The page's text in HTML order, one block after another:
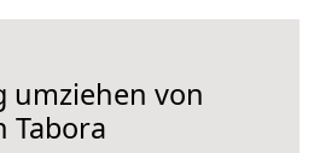
umziehen von
Tabora